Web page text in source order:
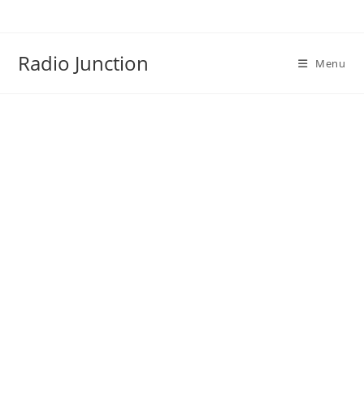
Radio Junction Menu